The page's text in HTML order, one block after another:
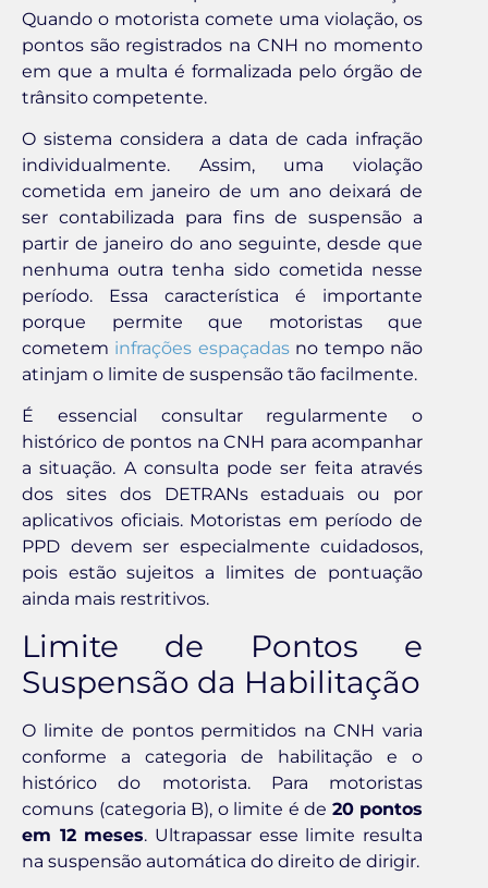
Quando o motorista comete uma violação, os
pontos são registrados na CNH no momento
em que a multa é formalizada pelo órgão de
trânsito competente.
O sistema considera a data de cada infração
individualmente. Assim, uma violação
cometida em janeiro de um ano deixará de
ser contabilizada para fins de suspensão a
partir de janeiro do ano seguinte, desde que
nenhuma outra tenha sido cometida nesse
período. Essa característica é importante
porque permite que motoristas que
cometem infrações espaçadasno tempo não
atinjam o limite de suspensão tão facilmente.
É essencial consultar regularmente o
histórico de pontos na CNH para acompanhar
a situação. A consulta pode ser feita através
dos sites dos DETRANs estaduais ou por
aplicativos oficiais. Motoristas em período de
PPD devem ser especialmente cuidadosos,
pois estão sujeitos a limites de pontuação
ainda mais restritivos.
Limite de Pontos e
Suspensão da Habilitação
O limite de pontos permitidos na CNH varia
conforme a categoria de habilitação e o
histórico do motorista. Para motoristas
comuns (categoria B), o limite é de 20 pontos
em 12 meses. Ultrapassar esse limite resulta
na suspensão automática do direito de dirigir.